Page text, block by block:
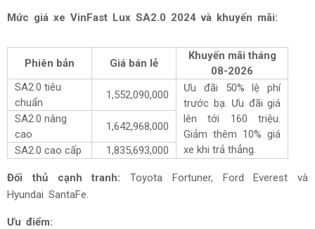
Mức giá xe VinFast Lux SA2.0 2024 và khuyến mãi:
Phiên bản Giá bán lẻ
Khuyến mãi tháng
08-2026
SA2.0 tiêu
chuẩn
1,552,090,000
Ưu đãi 50% lệ phí
trước bạ. Ưu đãi giá
lên tới 160 triệu.
Giảm thêm 10% giá
xe khi trả thẳng.
SA2.0 nâng
cao
1,642,968,000
SA2.0 cao cấp
1,835,693,000
Đối thủ cạnh tranh:
Toyota Fortuner, Ford Everest và
Hyundai SantaFe.
Ưu điểm: